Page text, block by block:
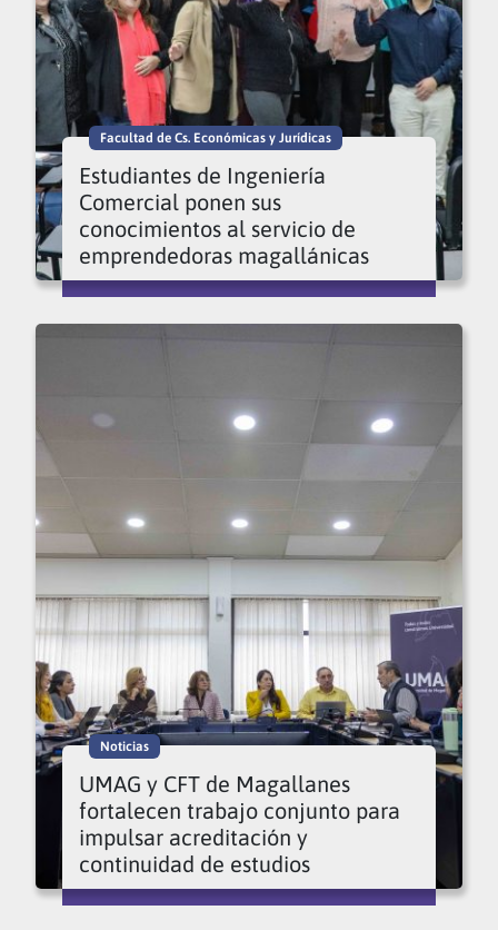
Facultad de Cs. Económicas y Jurídicas
Estudiantes de Ingeniería
Comercial ponen sus
conocimientos al servicio de
emprendedoras magallánicas
Noticias
UMAG y CFT de Magallanes
fortalecen trabajo conjunto para
impulsar acreditación y
continuidad de estudios